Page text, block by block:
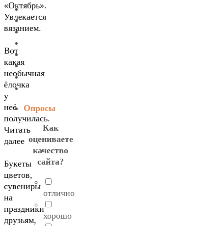
«Октябрь».
Увлекается
вязанием.
Вот
какая
необычная
ёлочка
у
неё
получилась.
Читать
далее
Букеты
цветов,
сувениры
на
праздники
друзьям,
Опросы
Как
оцениваете
качество
сайта?
отлично
хорошо